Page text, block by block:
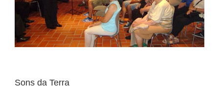
Sons da Terra